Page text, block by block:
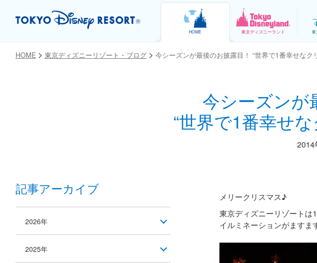
HOME 東京ディズニーランド 東
HOME 東京ディズニーリゾート・ブログ 今シーズンが最後のお披露目！ “世界で1番幸せなク
今シーズンが
“世界で1番幸せ
2014
メリークリスマス♪
東京ディズニーリゾートは
イルミネーションがますま
記事アーカイブ
2026年
2025年